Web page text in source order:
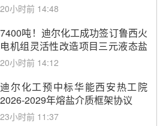
20小时前 14:48
7400吨！迪尔化工成功签订鲁西火
电机组灵活性改造项目三元液态盐
采购合同
20小时前 14:12
迪尔化工预中标华能西安热工院
2026-2029年熔盐介质框架协议
23小时前 11:37